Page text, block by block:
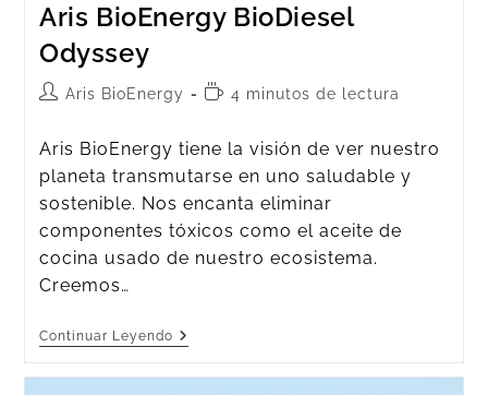
Aris BioEnergy BioDiesel
Odyssey
Aris BioEnergy 4 minutos de lectura
Aris BioEnergy tiene la visión de ver nuestro
planeta transmutarse en uno saludable y
sostenible. Nos encanta eliminar
componentes tóxicos como el aceite de
cocina usado de nuestro ecosistema.
Creemos…
Continuar Leyendo